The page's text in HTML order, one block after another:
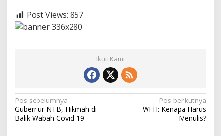
Post Views: 857
Ikuti Kami
Navigasi
pos
Pos sebelumnya
Gubernur NTB, Hikmah di
Balik Wabah Covid-19
Pos berikutnya
WFH: Kenapa Harus
Menulis?